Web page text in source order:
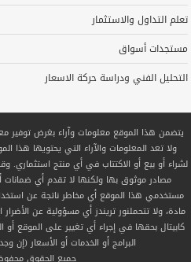
تعلم التداول والاستثمار
مستجدات أسواق
التحليل الفني ودراسة حركة الاسعار
يتضمن هذا الموقع معلومات وآراء بغرض توفير
ولا تعد المعلومات والآراء التي يحتويها هذا
لشراء أو بيع أو الاكتتاب في أي منتج استثماري.
مصادر موثوق بها ولكنها لا تقدم أي
مستخدمي هذا الموقع أي مخاطر ناتجة عن
مادة، ولا تتحملنور تريندز أي مسؤولية عن
كابيتال بحقها في إجراء أي تغيير على الموقع أو
البرامج أو الخدمات أو الأسعار
جميع الحقوق